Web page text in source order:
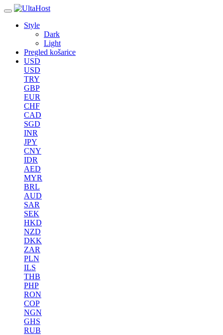
Style
Dark
Light
Pregled košarice
USD
USD
TRY
GBP
EUR
CHF
CAD
SGD
INR
JPY
CNY
IDR
AED
MYR
BRL
AUD
SAR
SEK
HKD
NZD
DKK
ZAR
PLN
ILS
THB
PHP
RON
COP
NGN
GHS
RUB